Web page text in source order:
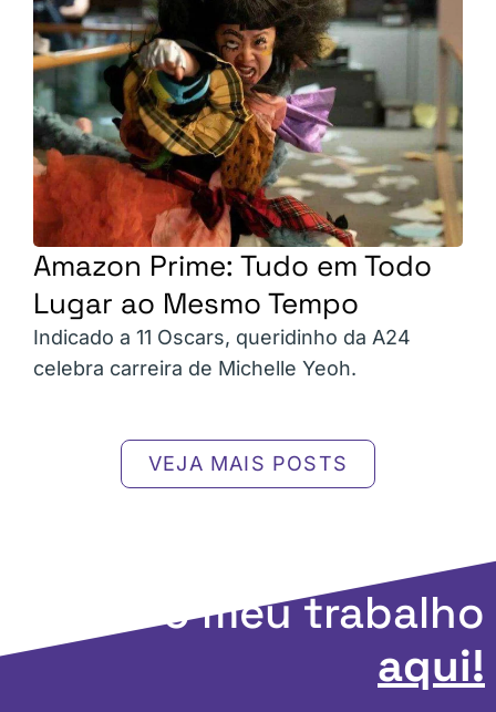
Amazon Prime: Tudo em Todo
Lugar ao Mesmo Tempo
Indicado a 11 Oscars, queridinho da A24
celebra carreira de Michelle Yeoh.
VEJA MAIS POSTS
Apoie o meu trabalho
aqui!